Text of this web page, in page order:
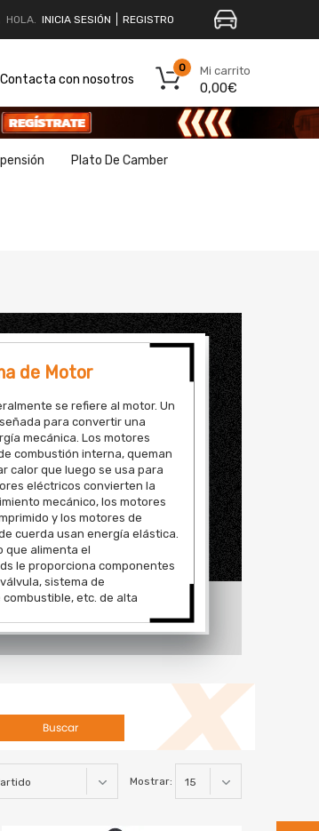
HOLA. INICIA SESIÓN REGISTRO
Mi carrito
0
0,00€
Contacta con nosotros
Plato De Camber
de Motor
se refiere al motor. Un
para convertir una
mecánica. Los motores
combustión interna, queman
calor que luego se usa para
eléctricos convierten la
mecánico, los motores
y los motores de
cuerda usan energía elástica.
que alimenta el
le proporciona componentes
sistema de
etc. de alta
Buscar
Mostrar: